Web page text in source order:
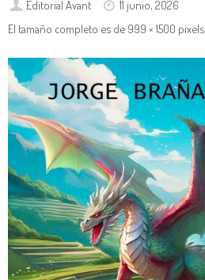
Editorial Avant
11 junio, 2026
El tamaño completo es de 999 × 1500 pixels